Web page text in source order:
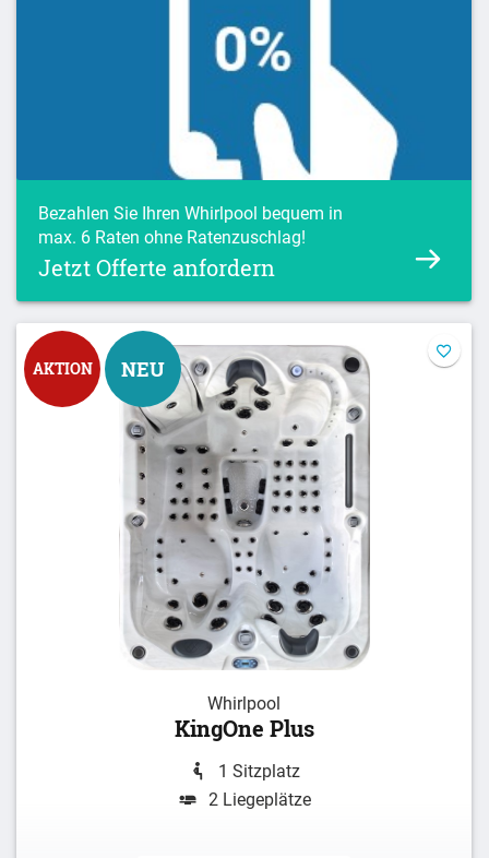
Bezahlen Sie Ihren Whirlpool bequem in
max. 6 Raten ohne Ratenzuschlag!
Jetzt Offerte anfordern
AKTION NEU
Whirlpool
KingOne Plus
1 Sitzplatz
2 Liegeplätze